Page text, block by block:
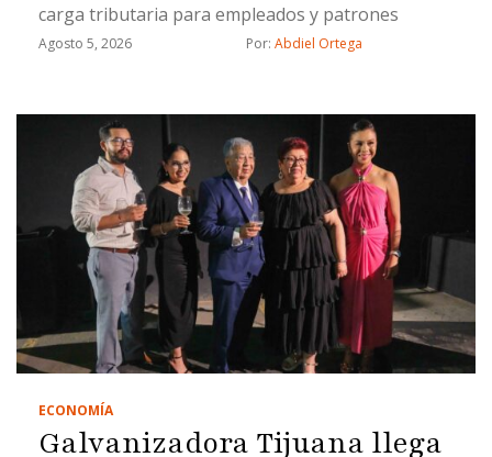
carga tributaria para empleados y patrones
Agosto 5, 2026 Por: Abdiel Ortega
ECONOMÍA
Galvanizadora Tijuana llega